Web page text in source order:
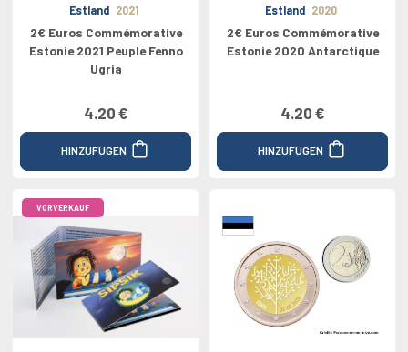
Estland 2021
2€ Euros Commémorative
Estonie 2021 Peuple Fenno
Ugria
4.20 €
HINZUFÜGEN
Estland 2020
2€ Euros Commémorative
Estonie 2020 Antarctique
4.20 €
HINZUFÜGEN
VORVERKAUF